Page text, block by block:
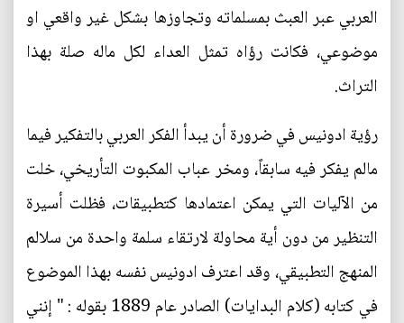
العربي عبر العبث بمسلماته وتجاوزها بشكل غير واقعي او
موضوعي، فكانت رؤاه تمثل العداء لكل ماله صلة بهذا
التراث.
رؤية ادونيس في ضرورة أن يبدأ الفكر العربي بالتفكير فيما
مالم يفكر فيه سابقاً، ومخر عباب المكبوت التأريخي، خلت
من الآليات التي يمكن اعتمادها كتطبيقات، فظلت أسيرة
التنظير من دون أية محاولة لارتقاء سلمة واحدة من سلالم
المنهج التطبيقي، وقد اعترف ادونيس نفسه بهذا الموضوع
في كتابه (كلام البدايات) الصادر عام 1889 بقوله : " إنني